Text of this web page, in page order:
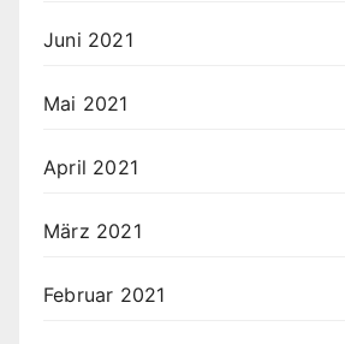
Juni 2021
Mai 2021
April 2021
März 2021
Februar 2021